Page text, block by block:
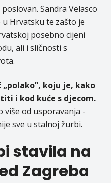
Sandra Velasco
Hrvatsku te zašto je
posebno cijeni
ali i sličnosti s
koju je, kako
i kod kuće s djecom.
više od usporavanja -
sve u stalnoj žurbi.
stavila na
Zagreba